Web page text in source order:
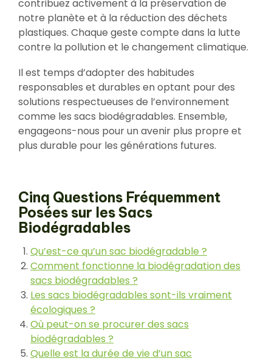
contribuez activement à la préservation de
notre planète et à la réduction des déchets
plastiques. Chaque geste compte dans la lutte
contre la pollution et le changement climatique.
Il est temps d’adopter des habitudes
responsables et durables en optant pour des
solutions respectueuses de l’environnement
comme les sacs biodégradables. Ensemble,
engageons-nous pour un avenir plus propre et
plus durable pour les générations futures.
Cinq Questions Fréquemment
Posées sur les Sacs
Biodégradables
Qu’est-ce qu’un sac biodégradable ?
Comment fonctionne la biodégradation des
sacs biodégradables ?
Les sacs biodégradables sont-ils vraiment
écologiques ?
Où peut-on se procurer des sacs
biodégradables ?
Quelle est la durée de vie d’un sac